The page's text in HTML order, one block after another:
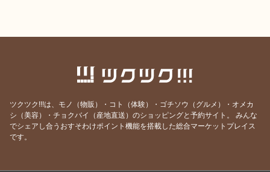
ツクツク!!!は、モノ（物販）・コト（体験）・ゴチソウ（グルメ）・オメカ
シ（美容）・チョクバイ（産地直送）のショッピングと予約サイト。
みんな
でシェアし合うおすそわけポイント機能を搭載した総合マーケットプレイス
です。